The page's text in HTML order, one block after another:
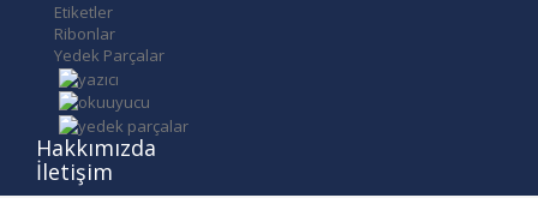
Etiketler
Ribonlar
Yedek Parçalar
Hakkımızda
İletişim